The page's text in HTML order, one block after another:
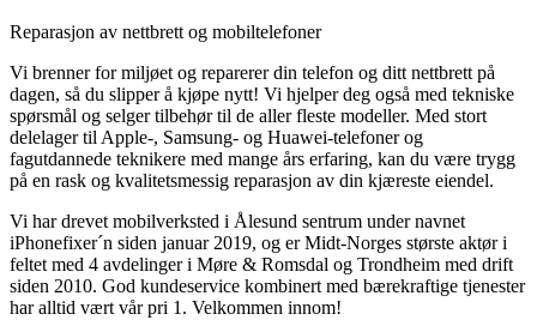
Reparasjon av nettbrett og mobiltelefoner
Vi brenner for miljøet og reparerer din telefon og ditt nettbrett på
dagen, så du slipper å kjøpe nytt! Vi hjelper deg også med tekniske
spørsmål og selger tilbehør til de aller fleste modeller. Med stort
delelager til Apple-, Samsung- og Huawei-telefoner og
fagutdannede teknikere med mange års erfaring, kan du være trygg
på en rask og kvalitetsmessig reparasjon av din kjæreste eiendel.
Vi har drevet mobilverksted i Ålesund sentrum under navnet
iPhonefixer´n siden januar 2019, og er Midt-Norges største aktør i
feltet med 4 avdelinger i Møre & Romsdal og Trondheim med drift
siden 2010. God kundeservice kombinert med bærekraftige tjenester
har alltid vært vår pri 1. Velkommen innom!